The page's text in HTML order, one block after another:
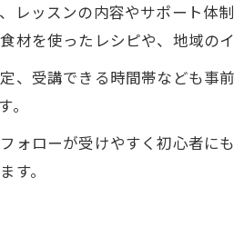
オンラインお菓子教室で身
自宅で実践できる記念日デ
兵庫県川西市緑台で叶える本格お
オンラインお菓子教室で本
本格派も納得のオンラインお
レッスンの内容やサポート体
を使ったレシピや、地域の
、受講できる時間帯なども
ォローが受けやすく初心者
す。